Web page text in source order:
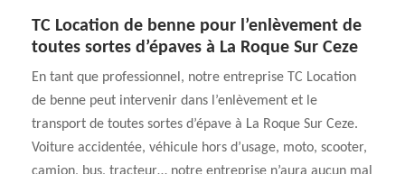
TC Location de benne pour l’enlèvement de
toutes sortes d’épaves à La Roque Sur Ceze
En tant que professionnel, notre entreprise TC Location
de benne peut intervenir dans l’enlèvement et le
transport de toutes sortes d’épave à La Roque Sur Ceze.
Voiture accidentée, véhicule hors d’usage, moto, scooter,